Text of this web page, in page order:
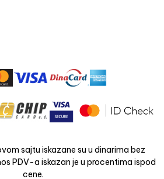
sajtu iskazane su u dinarima bez
PDV-a iskazan je u procentima ispod
cene.